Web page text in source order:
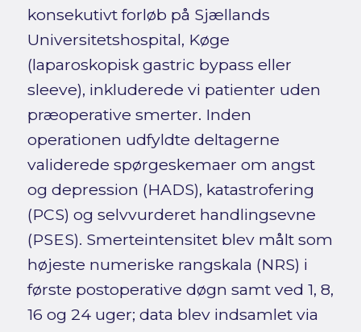
konsekutivt forløb på Sjællands
Universitetshospital, Køge
(laparoskopisk gastric bypass eller
sleeve), inkluderede vi patienter uden
præoperative smerter. Inden
operationen udfyldte deltagerne
validerede spørgeskemaer om angst
og depression (HADS), katastrofering
(PCS) og selvvurderet handlingsevne
(PSES). Smerteintensitet blev målt som
højeste numeriske rangskala (NRS) i
første postoperative døgn samt ved 1, 8,
16 og 24 uger; data blev indsamlet via